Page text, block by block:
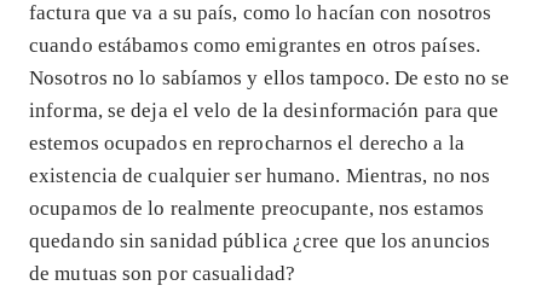
factura que va a su país, como lo hacían con nosotros
cuando estábamos como emigrantes en otros países.
Nosotros no lo sabíamos y ellos tampoco. De esto no se
informa, se deja el velo de la desinformación para que
estemos ocupados en reprocharnos el derecho a la
existencia de cualquier ser humano. Mientras, no nos
ocupamos de lo realmente preocupante, nos estamos
quedando sin sanidad pública ¿cree que los anuncios
de mutuas son por casualidad?